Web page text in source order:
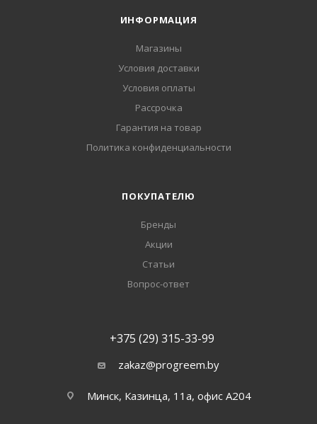
ИНФОРМАЦИЯ
Магазины
Условия доставки
Условия оплаты
Рассрочка
Гарантия на товар
Политика конфиденциальности
ПОКУПАТЕЛЮ
Бренды
Акции
Статьи
Вопрос-ответ
+375 (29) 315-33-99
zakaz@progreem.by
Минск, Казинца, 11а, офис А204